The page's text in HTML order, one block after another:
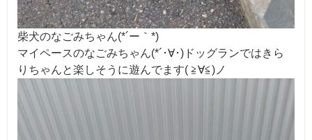
柴犬のなごみちゃん(*´ー｀*)
マイペースのなごみちゃん(*´･∀･)ドッグランではきら
りちゃんと楽しそうに遊んでます( ≧∀≦)ノ